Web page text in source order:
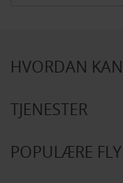
HVORDAN
TJENESTER
POPULÆRE